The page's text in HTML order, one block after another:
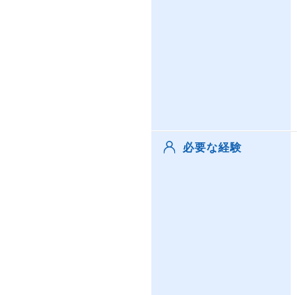
必要な経験